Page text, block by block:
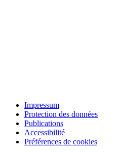
Impressum
Protection des données
Publications
Accessibilité
Préférences de cookies